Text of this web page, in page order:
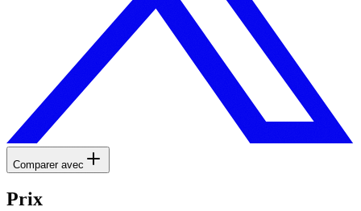
Comparer avec
Prix